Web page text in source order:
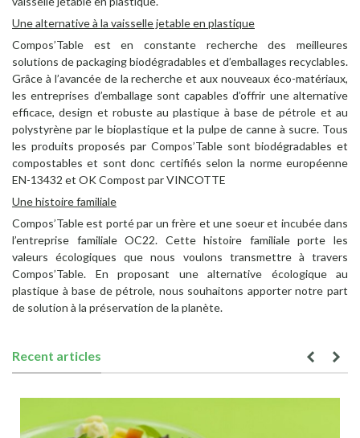
Une alternative à la vaisselle jetable en plastique
Compos’Table est en constante recherche des meilleures
solutions de packaging biodégradables et d’emballages recyclables.
Grâce à l’avancée de la recherche et aux nouveaux éco-matériaux,
les entreprises d’emballage sont capables d’offrir une alternative
efficace, design et robuste au plastique à base de pétrole et au
polystyrène par le bioplastique et la pulpe de canne à sucre. Tous
les produits proposés par Compos’Table sont biodégradables et
compostables et sont donc certifiés selon la norme européenne
EN-13432 et OK Compost par VINCOTTE
Une histoire familiale
Compos’Table est porté par un frère et une soeur et incubée dans
l’entreprise familiale OC22. Cette histoire familiale porte les
valeurs écologiques que nous voulons transmettre à travers
Compos’Table. En proposant une alternative écologique au
plastique à base de pétrole, nous souhaitons apporter notre part
de solution à la préservation de la planète.
Recent articles